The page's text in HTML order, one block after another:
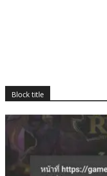
Block title